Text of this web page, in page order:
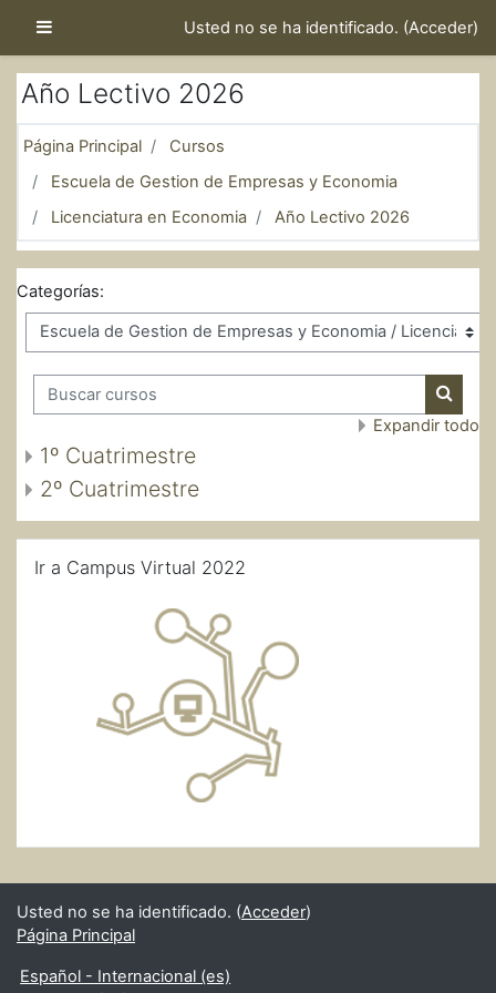
Usted no se ha identificado. (Acceder)
Año Lectivo 2026
Página Principal
Cursos
Escuela de Gestion de Empresas y Economia
Licenciatura en Economia
Año Lectivo 2026
Categorías:
Buscar cursos
Expandir todo
1º Cuatrimestre
2º Cuatrimestre
Ir a Campus Virtual 2022
Usted no se ha identificado. (Acceder)
Página Principal
Español - Internacional ‎(es)‎